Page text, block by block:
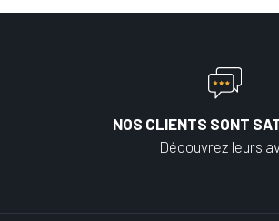
NOS CLIENTS SONT
Découvrez leurs